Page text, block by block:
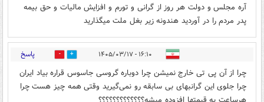
آره مجلس و دولت هر روز از گرانی و تورم و افزایش مالیات و حق بیمه
پدر مردم را در آوردید هندونه زیر بغل ملت میگذارید
۱۶:۱۰ - ۱۴۰۵/۰۳/۱۷ 0 پاسخ
چرا از آن پی تی خارج نمیشن چرا دوباره گروسی جاسوس قراره بیاد ایران
چرا جلوی این گرانبهای بی سابقه رو نمی‌گیرید وقتی همه چیز هست چرا